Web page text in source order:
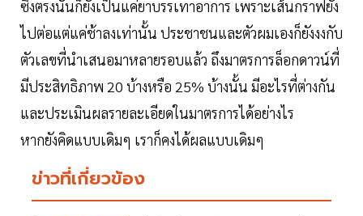
ซึ่งตรงนั้นก็ยังเป็นแค่ยาบรรเทาอาการ เพราะเส้นกราฟยัง
ไปต่อแต่แค่ช้าลงเท่านั้น ประชาชนและตัวผมเองก็ยังงงกับ
ตัวเลขที่นำเสนอมาหลายรอบแล้ว ถึงมาตรการล็อกดาวน์ที่
มีประสิทธิภาพ 20 บ้างหรือ 25% บ้างนั้น มีอะไรที่ต่างกัน
และประเมินผลรายละเอียดในมาตรการได้อย่างไร
หากยังคิดแบบเดิมๆ เราก็คงได้ผลแบบเดิมๆ
ข่าวที่เกี่ยวข้อง